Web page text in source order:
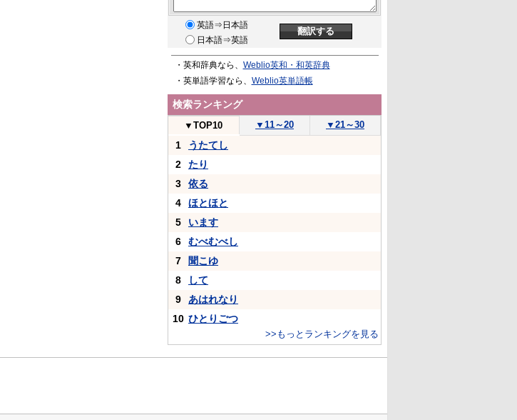
英語⇒日本語
日本語⇒英語
・英和辞典なら、 Weblio英和・和英辞典
・英単語学習なら、 Weblio英単語帳
検索ランキング
▼ TOP10 ▼ 11～20 ▼ 21～30
1
うたてし
2
たり
3
依る
4
ほとほと
5
います
6
むべむべし
7
聞こゆ
8
して
9
あはれなり
10 ひとりごつ
>>もっとランキングを見る